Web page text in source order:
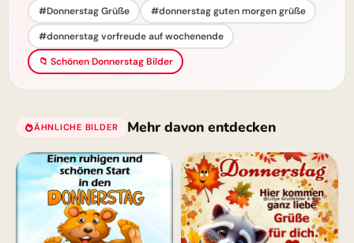
#Donnerstag Grüße
#donnerstag guten morgen grüße
#donnerstag vorfreude auf wochenende
📁 Schönen Donnerstag Bilder
ÄHNLICHE BILDER Mehr davon entdecken